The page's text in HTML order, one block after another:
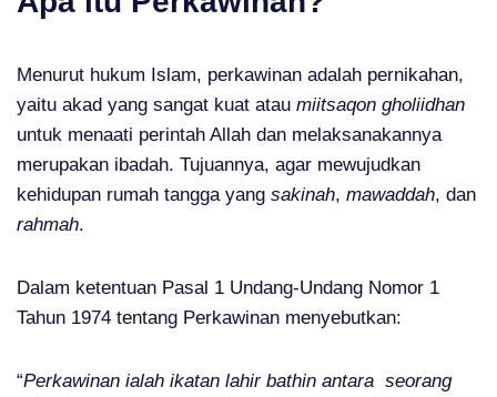
Menurut hukum Islam, perkawinan adalah pernikahan,
yaitu akad yang sangat kuat atau miitsaqon gholiidhan
untuk menaati perintah Allah dan melaksanakannya
merupakan ibadah. Tujuannya, agar mewujudkan
kehidupan rumah tangga yang sakinah, mawaddah, dan
rahmah.
Dalam ketentuan Pasal 1 Undang-Undang Nomor 1
Tahun 1974 tentang Perkawinan menyebutkan:
“Perkawinan ialah ikatan lahir bathin antara seorang